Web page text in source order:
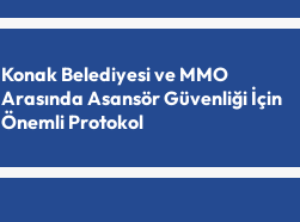
Konak Belediyesi ve MMO
Arasında Asansör Güvenliği İçin
Önemli Protokol